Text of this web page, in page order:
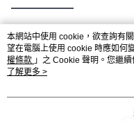
熱門標籤
本網站中使用 cookie，欲查詢有
望在電腦上使用 cookie 時應如何
權條款 」之 Cookie 聲明。您繼
用條款之 Cookie 聲明使用 cookie
了解更多 >